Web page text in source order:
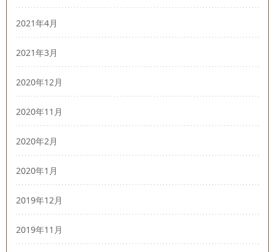
2021年4月
2021年3月
2020年12月
2020年11月
2020年2月
2020年1月
2019年12月
2019年11月